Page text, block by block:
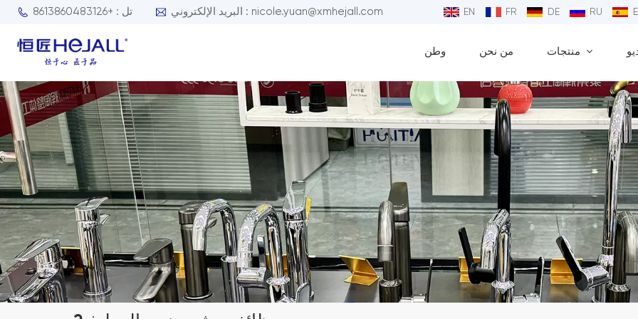
تل : +8613860483126 البريد الإلكتروني : nicole.yuan@xmhejall.com EN FR DE RU
وطن من نحن